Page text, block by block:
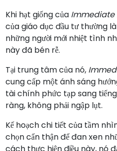
Khi hạt giống của Immediate
của giáo dục đầu tư thường
những người mới nhiệt tình
này đã bén rễ.
Tại trung tâm của nó,
cung cấp một ánh sáng
tài chính phức tạp sang
ràng, không phải ngập lụt.
Kế hoạch chi tiết của tầm
chọn cẩn thận để đan xen